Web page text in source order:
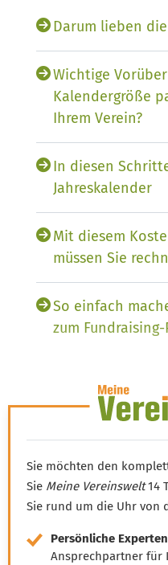
Darum lieben
Wichtige
Kalendergröße
Ihrem Verein?
In diesen
Jahreskalender
Mit diesem
müssen Sie
So einfach
zum
Darum lieben
Kalender
Sie möchten den
Sie Meine Vereinswelt14
Sie rund um die Uhr von
Persönliche
Ansprechpartner für